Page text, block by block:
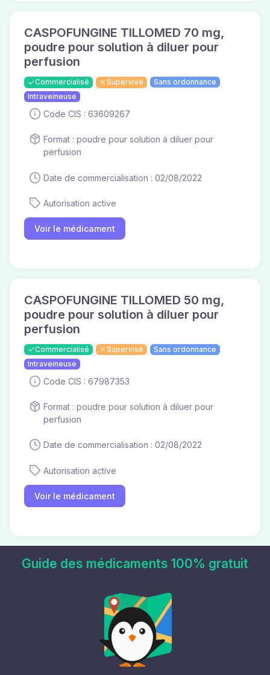
CASPOFUNGINE TILLOMED 70 mg,
poudre pour solution à diluer pour
perfusion
Commercialisé Supervisé
Sans ordonnance
Intraveineuse
Code CIS : 63609267
Format : poudre pour solution à diluer pour
perfusion
Date de commercialisation : 02/08/2022
Autorisation active
Voir le médicament
CASPOFUNGINE TILLOMED 50 mg,
poudre pour solution à diluer pour
perfusion
Commercialisé Supervisé
Sans ordonnance
Intraveineuse
Code CIS : 67987353
Format : poudre pour solution à diluer pour
perfusion
Date de commercialisation : 02/08/2022
Autorisation active
Voir le médicament
Guide des médicaments 100% gratuit